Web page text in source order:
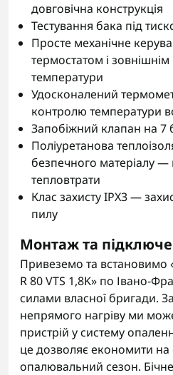
довговічна конструкція
Тестування бака під
Просте механічне
термостатом і
температури
Удосконалений
контролю температури
Запобіжний клапан на 7
Поліуретанова
безпечного матеріалу —
тепловтрати
Клас захисту IPX3 —
пилу
Монтаж та
Привеземо та встановимо
R 80 VTS 1,8K» по Івано-
силами власної бригади.
непрямого нагріву ми
пристрій у систему
це дозволяє економити на
опалювальний сезон.